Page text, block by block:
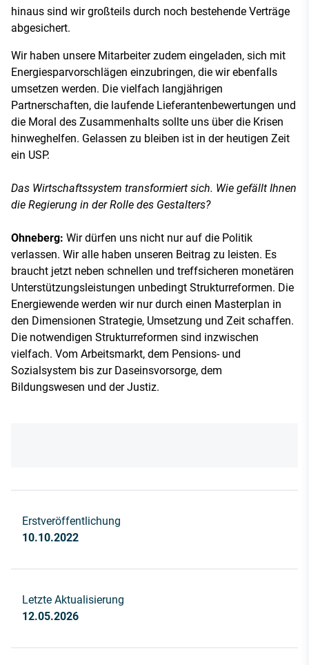
hinaus sind wir großteils durch noch bestehende Verträge
abgesichert.
Wir haben unsere Mitarbeiter zudem eingeladen, sich mit
Energiesparvorschlägen einzubringen, die wir ebenfalls
umsetzen werden. Die vielfach langjährigen
Partnerschaften, die laufende Lieferantenbewertungen und
die Moral des Zusammenhalts sollte uns über die Krisen
hinweghelfen. Gelassen zu bleiben ist in der heutigen Zeit
ein USP.
Das Wirtschaftssystem transformiert sich. Wie gefällt Ihnen
die Regierung in der Rolle des Gestalters?
Ohneberg: Wir dürfen uns nicht nur auf die Politik
verlassen. Wir alle haben unseren Beitrag zu leisten. Es
braucht jetzt neben schnellen und treffsicheren monetären
Unterstützungsleistungen unbedingt Strukturreformen. Die
Energiewende werden wir nur durch einen Masterplan in
den Dimensionen Strategie, Umsetzung und Zeit schaffen.
Die notwendigen Strukturreformen sind inzwischen
vielfach. Vom Arbeitsmarkt, dem Pensions- und
Sozialsystem bis zur Daseinsvorsorge, dem
Bildungswesen und der Justiz.
Erstveröffentlichung
10.10.2022
Letzte Aktualisierung
12.05.2026